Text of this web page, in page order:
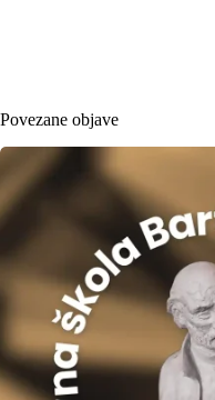
Povezane objave